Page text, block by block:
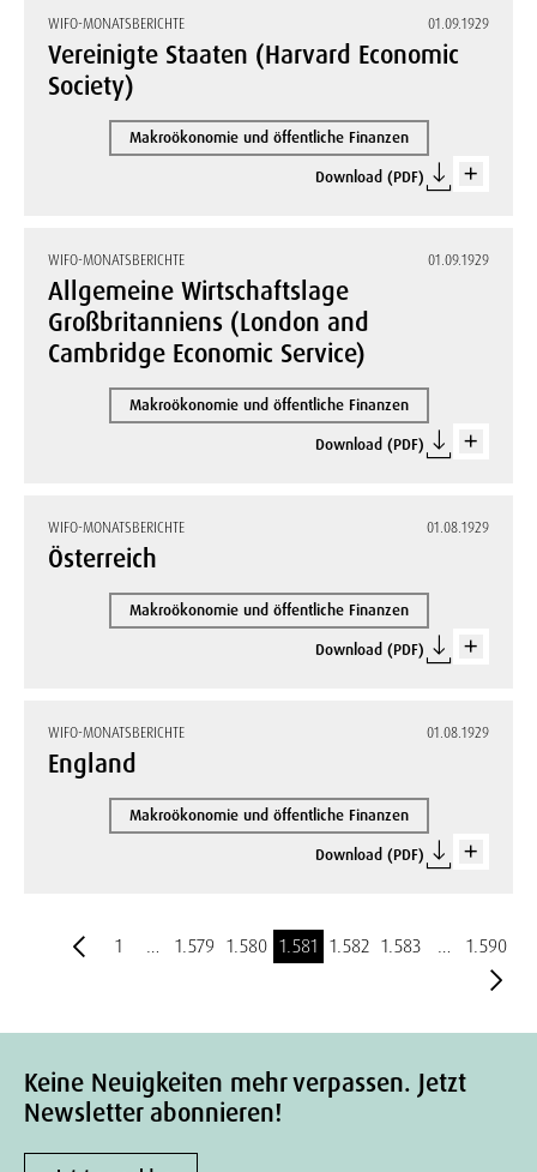
WIFO-MONATSBERICHTE 01.09.1929
Vereinigte Staaten (Harvard Economic
Society)
Makroökonomie und öffentliche Finanzen
Download (PDF)
WIFO-MONATSBERICHTE 01.09.1929
Allgemeine Wirtschaftslage
Großbritanniens (London and
Cambridge Economic Service)
Makroökonomie und öffentliche Finanzen
Download (PDF)
WIFO-MONATSBERICHTE 01.08.1929
Österreich
Makroökonomie und öffentliche Finanzen
Download (PDF)
WIFO-MONATSBERICHTE 01.08.1929
England
Makroökonomie und öffentliche Finanzen
Download (PDF)
1 … 1.579 1.580 1.581 1.582 1.583 … 1.590
Keine Neuigkeiten mehr verpassen. Jetzt
Newsletter abonnieren!